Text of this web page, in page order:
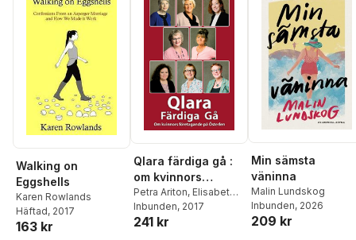
Walking on
Eggshells
Karen Rowlands
Häftad, 2017
163 kr
Qlara färdiga gå :
om kvinnors
företagande på
Österlen
Petra Ariton, Elisabet
Dahlqvist, Gaby
Gummesson
Inbunden, 2017
241 kr
Min sämsta
väninna
Malin Lundskog
Inbunden, 2026
209 kr